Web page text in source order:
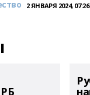
2 ЯНВАРЯ 2024, 07:26